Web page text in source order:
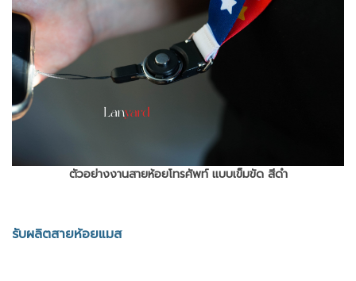
ตัวอย่างงานสายห้อยโทรศัพท์ แบบเข็มขัด สีดำ
รับผลิตสายห้อยแมส